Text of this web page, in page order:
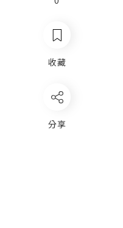
收藏
分享